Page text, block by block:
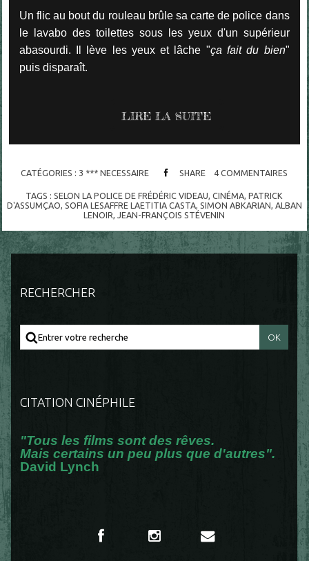
Un flic au bout du rouleau brûle sa carte de police dans
le lavabo des toilettes sous les yeux d'un supérieur
abasourdi. Il lève les yeux et lâche "ça fait du bien"
puis disparaît.
LIRE LA SUITE
CATÉGORIES : 3 *** NECESSAIRE SHARE 4 COMMENTAIRES
TAGS :SELON LA POLICE DE FRÉDÉRIC VIDEAU ,CINÉMA ,PATRICK
D'ASSUMÇAO SOFIA LESAFFRE LAETITIA CASTA, SIMON ABKARIAN ALBAN
LENOIR
JEAN-FRANÇOIS STÉVENIN
RECHERCHER
CITATION CINÉPHILE
"Tous les films sont des rêves.
Mais certains un peu plus que d'autres".
David Lynch